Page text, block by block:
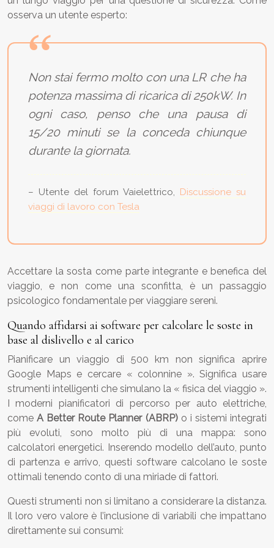
osserva un utente esperto:
Non stai fermo molto con una LR che ha
potenza massima di ricarica di 250kW. In
ogni caso, penso che una pausa di
15/20 minuti se la conceda chiunque
durante la giornata.
– Utente del forum Vaielettrico, Discussione su
viaggi di lavoro con Tesla
Accettare la sosta come parte integrante e benefica del
viaggio, e non come una sconfitta, è un passaggio
psicologico fondamentale per viaggiare sereni.
Quando affidarsi ai software per calcolare le soste in
base al dislivello e al carico
Pianificare un viaggio di 500 km non significa aprire
Google Maps e cercare « colonnine ». Significa usare
strumenti intelligenti che simulano la « fisica del viaggio ».
I moderni pianificatori di percorso per auto elettriche,
comeA Better Route Planner (ABRP)o i sistemi integrati
più evoluti, sono molto più di una mappa: sono
calcolatori energetici. Inserendo modello dell’auto, punto
di partenza e arrivo, questi software calcolano le soste
ottimali tenendo conto di una miriade di fattori.
Questi strumenti non si limitano a considerare la distanza.
Il loro vero valore è l’inclusione di variabili che impattano
direttamente sui consumi: